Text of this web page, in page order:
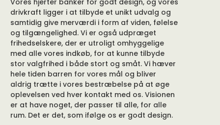
Vores hjerter banker for godt design, og vores
drivkraft ligger i at tilbyde et unikt udvalg og
samtidig give merværdi i form af viden, følelse
og tilgængelighed. Vi er også udpræget
frihedselskere, der er utroligt omhyggelige
med alle vores indkøb, for at kunne tilbyde
stor valgfrihed i både stort og småt. Vi hæver
hele tiden barren for vores mål og bliver
aldrig trætte i vores bestræbelse på at øge
oplevelsen ved hver kontakt med os. Visionen
er at have noget, der passer til alle, for alle
rum. Det er det, som ifølge os er godt design.